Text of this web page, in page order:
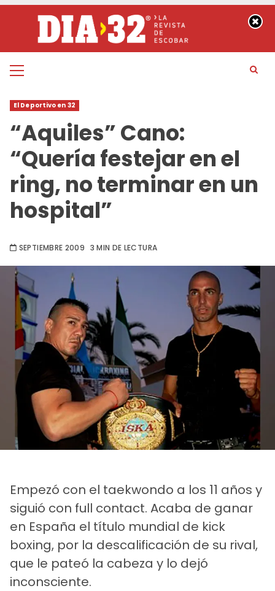
contenido
Menú
El Deportivo en 32
“Aquiles” Cano:
“Quería festejar en el
ring, no terminar en un
hospital”
SEPTIEMBRE 2009 3 MIN DE LECTURA
Empezó con el taekwondo a los 11 años y
siguió con full contact. Acaba de ganar
en España el título mundial de kick
boxing, por la descalificación de su rival,
que le pateó la cabeza y lo dejó
inconsciente.